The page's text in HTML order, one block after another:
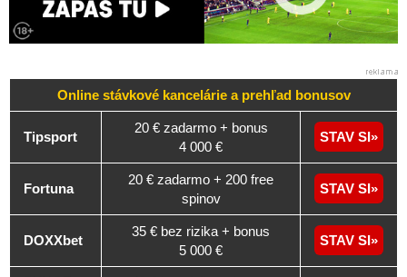
Online stávkové kancelárie a prehľad bonusov
Tipsport
20 € zadarmo + bonus
4 000 €
STAV SI
Fortuna
20 € zadarmo + 200 free
spinov
STAV SI
DOXXbet
35 € bez rizika + bonus
5 000 €
STAV SI